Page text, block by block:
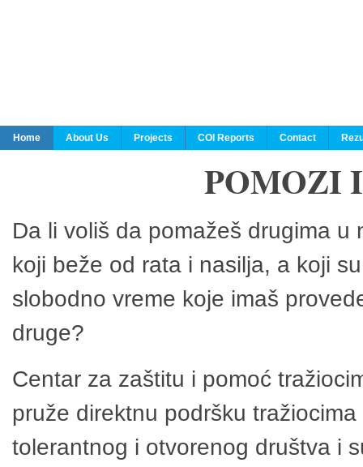
Home About Us Projects COI Reports Contact
POMOZI
Da li voliš da pomažeš drugima
koji beže od rata i nasilja, a koji
slobodno vreme koje imaš
druge?
Centar za zaštitu i pomoć
pruže direktnu podršku
tolerantnog i otvorenog društva i